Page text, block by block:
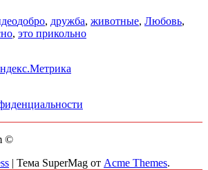
добро, дружба, животные, Любовь,
, это прикольно
©
Тема SuperMag от Acme Themes.